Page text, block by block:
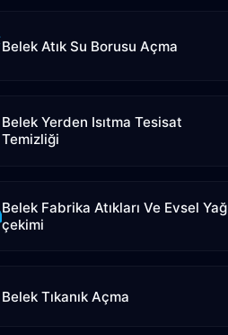
Belek Atık Su Borusu Açma
Belek Yerden Isıtma Tesisat
Temizliği
Belek Fabrika Atıkları Ve Evsel Yağ
çekimi
Belek Tıkanık Açma